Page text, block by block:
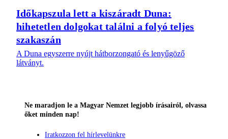
Időkapszula lett a kiszáradt Duna:
hihetetlen dolgokat találni a folyó teljes
szakaszán
A Duna egyszerre nyújt hátborzongató és lenyűgöző
látványt.
Ne maradjon le a Magyar Nemzet legjobb írásairól, olvassa
őket minden nap!
Iratkozzon fel hírlevelünkre